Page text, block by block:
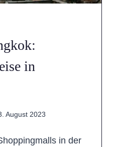
in
August 2023
in der